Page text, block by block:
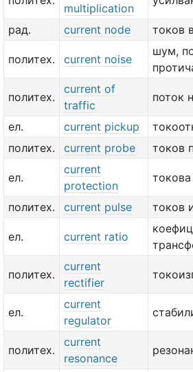
multiplication
рад. current node токов
политех. current noise
шум,
политех.
current of
traffic
поток
ел. current pickup
политех.
current probe токов
ел.
current
protection
политех. current pulse токов
ел. current ratio
политех.
current
rectifier
ел.
current
regulator
политех.
current
resonance